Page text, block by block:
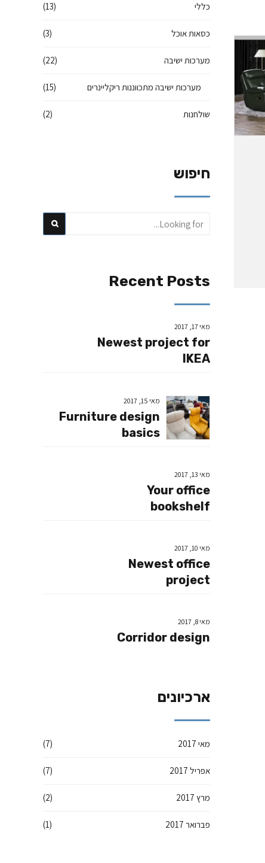
כללי (13)
כסאות אוכל (3)
מערכות ישיבה (22)
מערכות ישיבה מתכווננות ריקליינרים (15)
שולחנות (2)
חיפוש
Recent Posts
מאי 17, 2017
Newest project for
IKEA
מאי 15, 2017
Furniture design
basics
מאי 13, 2017
Your office
bookshelf
מאי 10, 2017
Newest office
project
מאי 8, 2017
Corridor design
ארכיונים
מאי 2017 (7)
אפריל 2017 (7)
מרץ 2017 (2)
פברואר 2017 (1)